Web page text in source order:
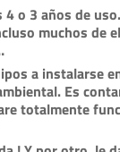
4 o 3 años de
muchos de
a instalarse
Es
totalmente